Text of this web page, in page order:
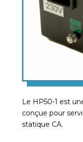
Le HP50-1 est
conçue pour
statique CA.